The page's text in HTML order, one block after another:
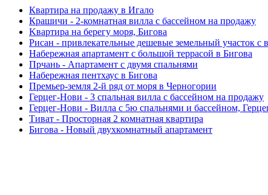
Квартира на продажу в Игало
Крашичи - 2-комнатная вилла с бассейном на продажу
Kвартира на берегу моря, Бигова
Рисан - привлекательные дешевые земельный участок с
Набережная aпартамент с большой террасой в Бигова
Прчань - Апартамент с двумя спальнями
Набережная пентхаус в Бигова
Премьер-земля 2-й ряд от моря в Черногории
Герцег-Нови - 3 спальная вилла с бассейном на продажу
Герцег-Нови - Bилла с 5ю спальнями и бассейном,
Тиват - Просторная 2 комнатная квартира
Бигова - Новый двухкомнатный aпартамент